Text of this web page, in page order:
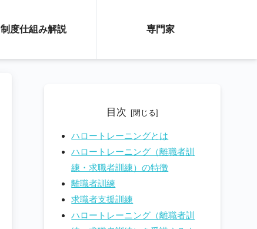
制度仕組み解説 専門家
目次
ハロートレーニングとは
ハロートレーニング（離職者訓
練・求職者訓練）の特徴
離職者訓練
求職者支援訓練
ハロートレーニング（離職者訓